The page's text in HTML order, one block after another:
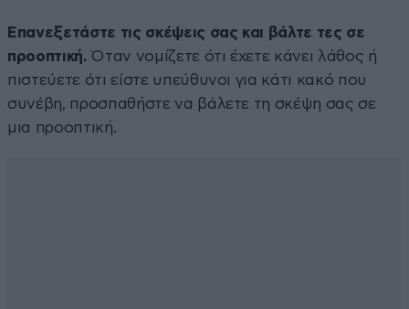
Επανεξετάστε τις σκέψεις σας και βάλτε τες σε
προοπτική. Όταν νομίζετε ότι έχετε κάνει λάθος ή
πιστεύετε ότι είστε υπεύθυνοι για κάτι κακό που
συνέβη, προσπαθήστε να βάλετε τη σκέψη σας σε
μια προοπτική.